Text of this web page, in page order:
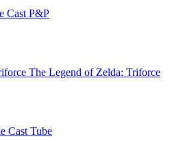
Cast P&P
The Legend of Zelda: Triforce
Cast Tube